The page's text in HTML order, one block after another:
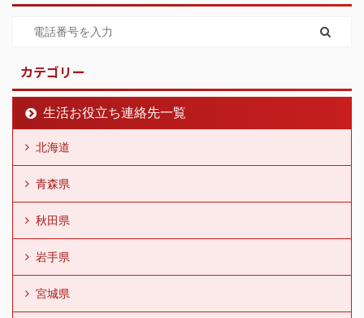
カテゴリー
生活お役立ち連絡先一覧
北海道
青森県
秋田県
岩手県
宮城県